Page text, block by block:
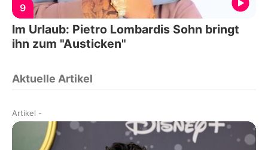
9
Im Urlaub: Pietro Lombardis Sohn bringt
ihn zum "Austicken"
Aktuelle Artikel
Artikel -